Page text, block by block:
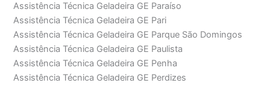
Assistência Técnica Geladeira GE Paraíso
Assistência Técnica Geladeira GE Pari
Assistência Técnica Geladeira GE Parque São Domingos
Assistência Técnica Geladeira GE Paulista
Assistência Técnica Geladeira GE Penha
Assistência Técnica Geladeira GE Perdizes